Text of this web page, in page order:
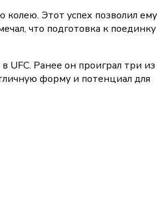
Этот успех позволил ему
что подготовка к поединку
Ранее он проиграл три из
форму и потенциал для